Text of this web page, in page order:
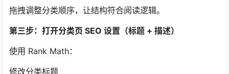
拖拽调整分类顺序，让结构符合阅读逻辑。
第三步：打开分类页 SEO 设置（标题 + 描述）
使用 Rank Math：
修改分类标题